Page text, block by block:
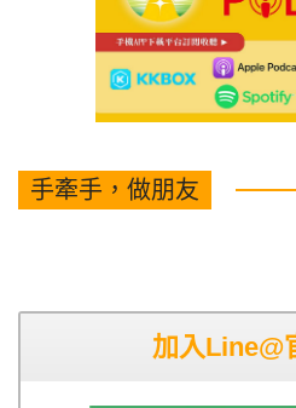
手牽手，做朋友
加入Line@